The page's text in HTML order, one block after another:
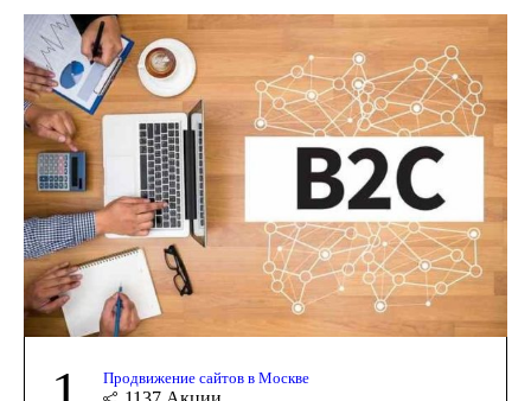
Продвижение сайтов в Москве